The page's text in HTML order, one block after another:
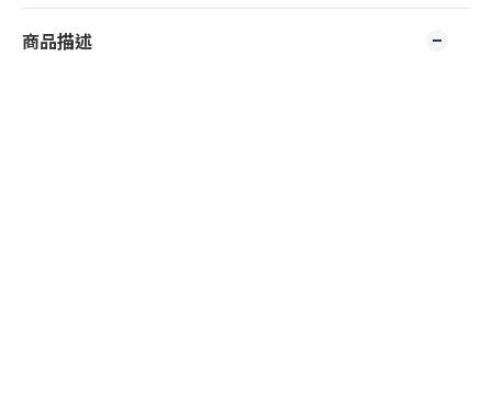
商品描述